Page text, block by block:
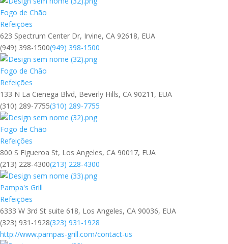
Fogo de Chão
Refeições
623 Spectrum Center Dr, Irvine, CA 92618, EUA
(949) 398-1500(949) 398-1500
Fogo de Chão
Refeições
133 N La Cienega Blvd, Beverly Hills, CA 90211, EUA
(310) 289-7755(310) 289-7755
Fogo de Chão
Refeições
800 S Figueroa St, Los Angeles, CA 90017, EUA
(213) 228-4300(213) 228-4300
Pampa's Grill
Refeições
6333 W 3rd St suite 618, Los Angeles, CA 90036, EUA
(323) 931-1928(323) 931-1928
http://www.pampas-grill.com/contact-us